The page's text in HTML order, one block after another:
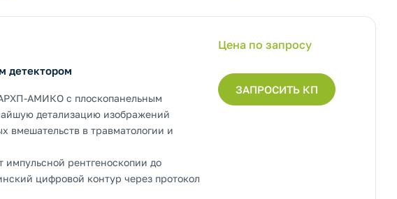
Цена по запросу
ЗАПРОСИТЬ КП
детектором
АМИКО с плоскопанельным
детализацию изображений
вмешательств в травматологии и
импульсной рентгеноскопии до
цифровой контур через протокол